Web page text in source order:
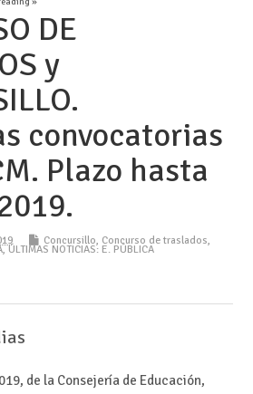
DE
y
convocatorias
Plazo hasta
Concursillo, Concurso de traslados,
,ÚLTIMAS NOTICIAS: E. PÚBLICA
de la Consejería de Educación,